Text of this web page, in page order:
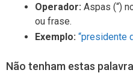
Operador: Aspas (“)
ou frase.
Exemplo: “presidente
Não tenham estas